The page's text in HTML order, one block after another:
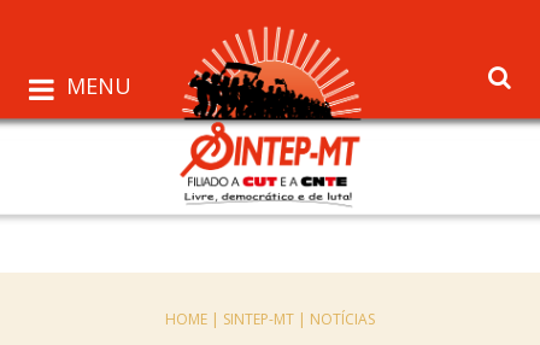
MENU
HOME | SINTEP-MT | NOTÍCIAS